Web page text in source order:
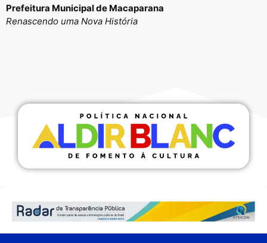
Prefeitura Municipal de Macaparana
Renascendo uma Nova História